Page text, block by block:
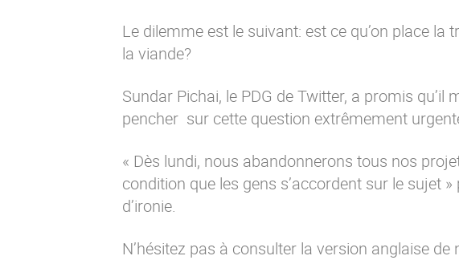
Le dilemme est le suivant: est ce qu’on place
la viande?
Sundar Pichai, le PDG de Twitter, a promis
pencher sur cette question extrêmement
« Dès lundi, nous abandonnerons tous nos
condition que les gens s’accordent sur le sujet
d’ironie.
N’hésitez pas à consulter la version anglaise